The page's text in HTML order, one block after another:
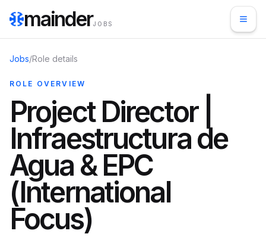
mainderJOBS
Jobs/Role details
ROLE OVERVIEW
Project Director |
Infraestructura de
Agua & EPC
(International
Focus)